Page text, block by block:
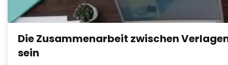
Die Zusammenarbeit zwischen
sein